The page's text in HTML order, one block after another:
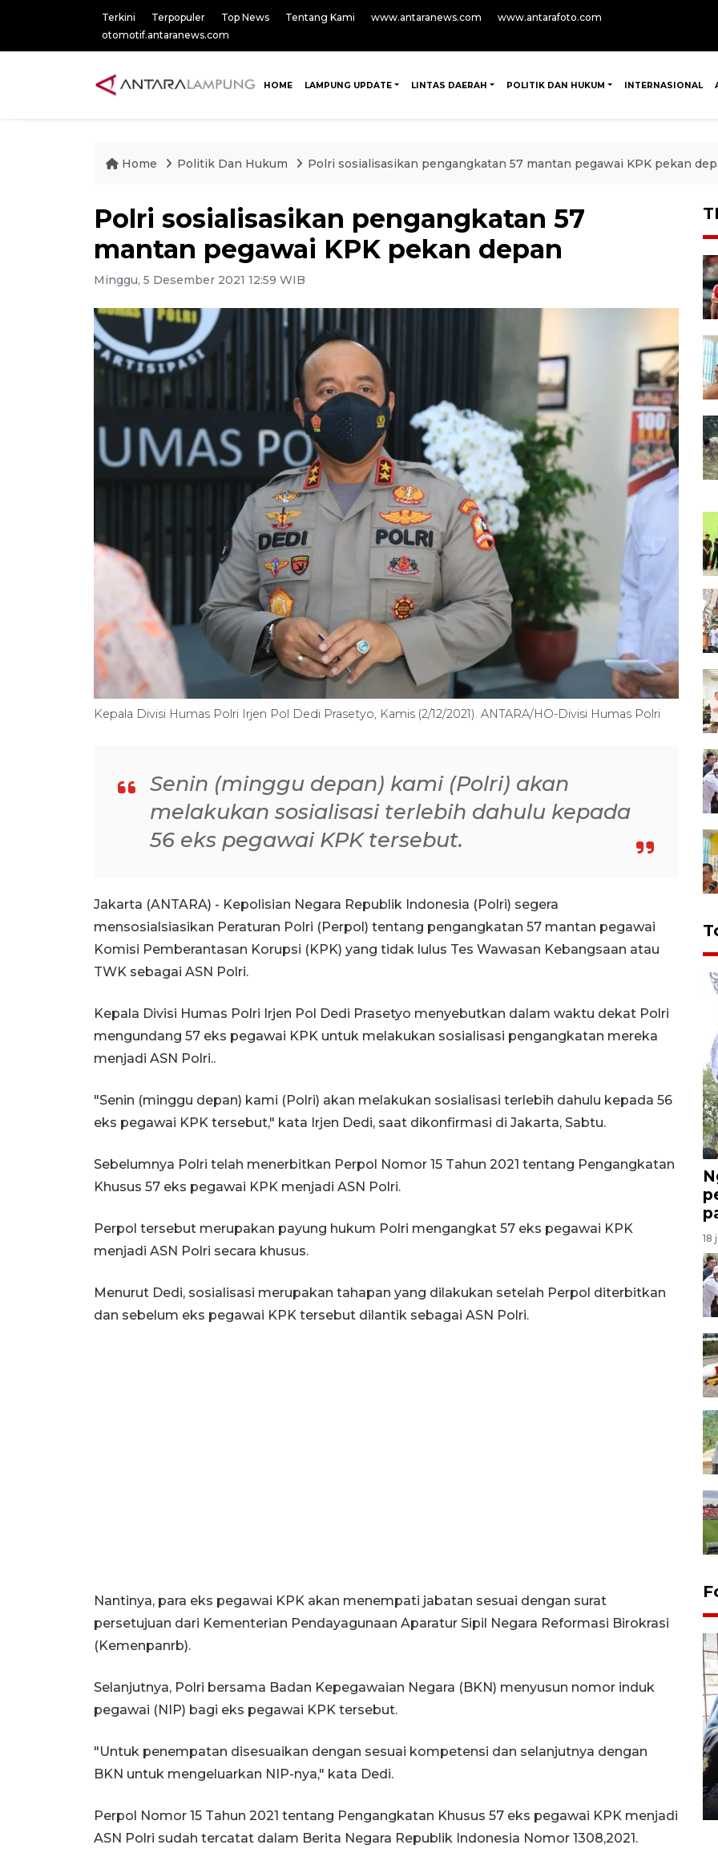
Terkini Terpopuler Top News Tentang Kami www.antaranews.com
www.antarafoto.com
otomotif.antaranews.com
HOME LAMPUNG UPDATE LINTAS DAERAH POLITIK DAN HUKUM INTERNASIONAL
Home Politik Dan Hukum Polri sosialisasikan pengangkatan 57 mantan pegawai KPK pekan
Polri sosialisasikan pengangkatan 57
mantan pegawai KPK pekan depan
Minggu, 5 Desember 2021 12:59 WIB
Kepala Divisi Humas Polri Irjen Pol Dedi Prasetyo, Kamis (2/12/2021). ANTARA/HO-Divisi Humas Polri
Senin (minggu depan) kami (Polri) akan
melakukan sosialisasi terlebih dahulu kepada
56 eks pegawai KPK tersebut.
Jakarta (ANTARA) - Kepolisian Negara Republik Indonesia (Polri) segera
mensosialsiasikan Peraturan Polri (Perpol) tentang pengangkatan 57 mantan pegawai
Komisi Pemberantasan Korupsi (KPK) yang tidak lulus Tes Wawasan Kebangsaan atau
TWK sebagai ASN Polri.
Kepala Divisi Humas Polri Irjen Pol Dedi Prasetyo menyebutkan dalam waktu dekat Polri
mengundang 57 eks pegawai KPK untuk melakukan sosialisasi pengangkatan mereka
menjadi ASN Polri..
"Senin (minggu depan) kami (Polri) akan melakukan sosialisasi terlebih dahulu kepada 56
eks pegawai KPK tersebut," kata Irjen Dedi, saat dikonfirmasi di Jakarta, Sabtu.
Sebelumnya Polri telah menerbitkan Perpol Nomor 15 Tahun 2021 tentang Pengangkatan
Khusus 57 eks pegawai KPK menjadi ASN Polri.
Perpol tersebut merupakan payung hukum Polri mengangkat 57 eks pegawai KPK
menjadi ASN Polri secara khusus.
Menurut Dedi, sosialisasi merupakan tahapan yang dilakukan setelah Perpol diterbitkan
dan sebelum eks pegawai KPK tersebut dilantik sebagai ASN Polri.
Nantinya, para eks pegawai KPK akan menempati jabatan sesuai dengan surat
persetujuan dari Kementerian Pendayagunaan Aparatur Sipil Negara Reformasi Birokrasi
(Kemenpanrb).
Selanjutnya, Polri bersama Badan Kepegawaian Negara (BKN) menyusun nomor induk
pegawai (NIP) bagi eks pegawai KPK tersebut.
"Untuk penempatan disesuaikan dengan sesuai kompetensi dan selanjutnya dengan
BKN untuk mengeluarkan NIP-nya," kata Dedi.
Perpol Nomor 15 Tahun 2021 tentang Pengangkatan Khusus 57 eks pegawai KPK menjadi
ASN Polri sudah tercatat dalam Berita Negara Republik Indonesia Nomor 1308,2021.
18
Tingkat hunian hotel di
Lampung naik pada Maret